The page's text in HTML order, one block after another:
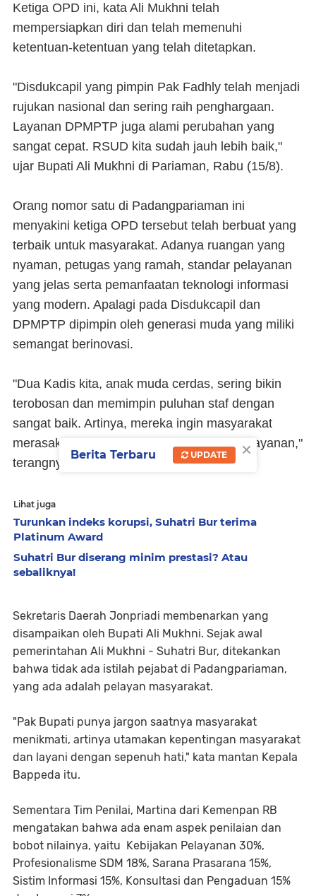
Ketiga OPD ini, kata Ali Mukhni telah
mempersiapkan diri dan telah memenuhi
ketentuan-ketentuan yang telah ditetapkan.
"Disdukcapil yang pimpin Pak Fadhly telah menjadi
rujukan nasional dan sering raih penghargaan.
Layanan DPMPTP juga alami perubahan yang
sangat cepat. RSUD kita sudah jauh lebih baik,"
ujar Bupati Ali Mukhni di Pariaman, Rabu (15/8).
Orang nomor satu di Padangpariaman ini
menyakini ketiga OPD tersebut telah berbuat yang
terbaik untuk masyarakat. Adanya ruangan yang
nyaman, petugas yang ramah, standar pelayanan
yang jelas serta pemanfaatan teknologi informasi
yang modern. Apalagi pada Disdukcapil dan
DPMPTP dipimpin oleh generasi muda yang miliki
semangat berinovasi.
"Dua Kadis kita, anak muda cerdas, sering bikin
terobosan dan memimpin puluhan staf dengan
sangat baik. Artinya, mereka ingin masyarakat
merasakan hadirnya pemerintah dalam pelayanan,"
terangnya.
Lihat juga
Turunkan indeks korupsi, Suhatri Bur terima
Platinum Award
Suhatri Bur diserang minim prestasi? Atau
sebaliknya!
Sekretaris Daerah Jonpriadi membenarkan yang
disampaikan oleh Bupati Ali Mukhni. Sejak awal
pemerintahan Ali Mukhni - Suhatri Bur, ditekankan
bahwa tidak ada istilah pejabat di Padangpariaman,
yang ada adalah pelayan masyarakat.
"Pak Bupati punya jargon saatnya masyarakat
menikmati, artinya utamakan kepentingan masyarakat
dan layani dengan sepenuh hati," kata mantan Kepala
Bappeda itu.
Sementara Tim Penilai, Martina dari Kemenpan RB
mengatakan bahwa ada enam aspek penilaian dan
bobot nilainya, yaitu Kebijakan Pelayanan 30%,
Profesionalisme SDM 18%, Sarana Prasarana 15%,
Sistim Informasi 15%, Konsultasi dan Pengaduan 15%
×
Berita Terbaru UPDATE